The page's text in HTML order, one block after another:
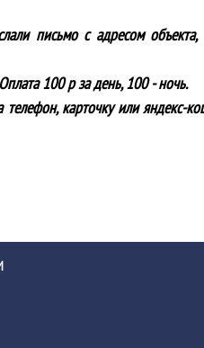
письмо с адресом
100 р за день, 100 - ночь.
карточку или яндекс-